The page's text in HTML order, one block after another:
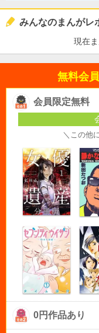
みんなのまんがレ
現在
無料会員
会員限定無料
＼この他
0円作品あり